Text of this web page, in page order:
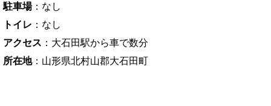
駐車場：なし
トイレ ：なし
アクセス ：大石田駅から車で数分
所在地：山形県北村山郡大石田町